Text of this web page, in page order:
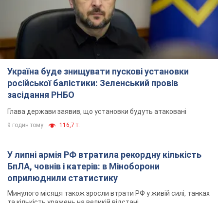
Україна буде знищувати пускові установки
російської балістики: Зеленський провів
засідання РНБО
Глава держави заявив, що установки будуть атаковані
9 годин тому 116,7 т.
У липні армія РФ втратила рекордну кількість
БпЛА, човнів і катерів: в Міноборони
оприлюднили статистику
Минулого місяця також зросли втрати РФ у живій силі, танках